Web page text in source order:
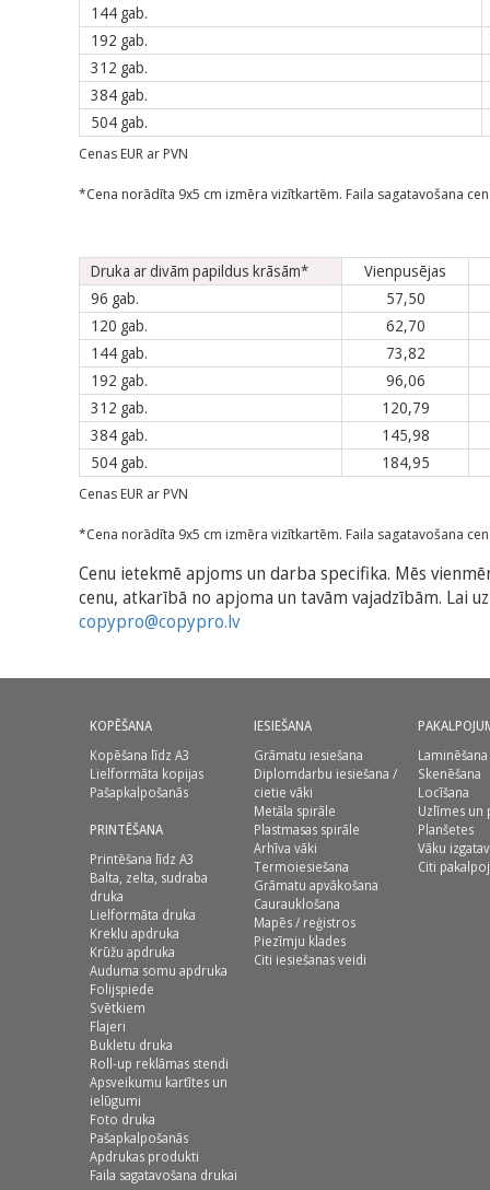
144 gab.
192 gab.
312 gab.
384 gab.
504 gab.
Cenas EUR ar PVN
*Cena norādīta 9x5 cm izmēra vizītkartēm. Faila sagatavošana
Druka ar divām papildus krāsām* Vienpusējas
96 gab.
57,50
120 gab.
62,70
144 gab.
73,82
192 gab.
96,06
312 gab.
120,79
384 gab.
145,98
504 gab.
184,95
Cenas EUR ar PVN
*Cena norādīta 9x5 cm izmēra vizītkartēm. Faila sagatavošana
Cenu ietekmē apjoms un darba specifika. Mēs
cenu, atkarībā no apjoma un tavām vajadzībām. Lai
copypro@copypro.lv
KOPĒŠANA
Kopēšana līdz A3
Lielformāta kopijas
Pašapkalpošanās
PRINTĒŠANA
Printēšana līdz A3
Balta, zelta, sudraba
druka
Lielformāta druka
Kreklu apdruka
Krūžu apdruka
Auduma somu apdruka
Folijspiede
Svētkiem
Flajeri
Bukletu druka
Roll-up reklāmas stendi
Apsveikumu kartītes un
ielūgumi
Foto druka
Pašapkalpošanās
Apdrukas produkti
Faila sagatavošana drukai
IESIEŠANA
Grāmatu iesiešana
Diplomdarbu iesiešana /
cietie vāki
Metāla spirāle
Plastmasas spirāle
Arhīva vāki
Termoiesiešana
Grāmatu apvākošana
Caurauklošana
Mapēs / reģistros
Piezīmju klades
Citi iesiešanas veidi
Laminēšana
Skenēšana
Locīšana
Uzlīmes un
Planšetes
Vāku
Citi